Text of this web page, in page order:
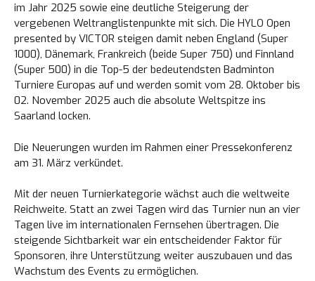
im Jahr 2025 sowie eine deutliche Steigerung der
vergebenen Weltranglistenpunkte mit sich. Die HYLO Open
presented by VICTOR steigen damit neben England (Super
1000), Dänemark, Frankreich (beide Super 750) und Finnland
(Super 500) in die Top-5 der bedeutendsten Badminton
Turniere Europas auf und werden somit vom 28. Oktober bis
02. November 2025 auch die absolute Weltspitze ins
Saarland locken.
Die Neuerungen wurden im Rahmen einer Pressekonferenz
am 31. März verkündet.
Mit der neuen Turnierkategorie wächst auch die weltweite
Reichweite. Statt an zwei Tagen wird das Turnier nun an vier
Tagen live im internationalen Fernsehen übertragen. Die
steigende Sichtbarkeit war ein entscheidender Faktor für
Sponsoren, ihre Unterstützung weiter auszubauen und das
Wachstum des Events zu ermöglichen.